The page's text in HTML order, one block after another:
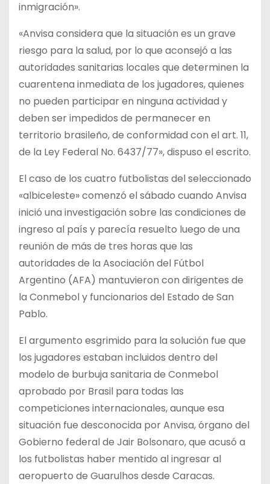
inmigración».
«Anvisa considera que la situación es un grave
riesgo para la salud, por lo que aconsejó a las
autoridades sanitarias locales que determinen la
cuarentena inmediata de los jugadores, quienes
no pueden participar en ninguna actividad y
deben ser impedidos de permanecer en
territorio brasileño, de conformidad con el art. 11,
de la Ley Federal No. 6437/77», dispuso el escrito.
El caso de los cuatro futbolistas del seleccionado
«albiceleste» comenzó el sábado cuando Anvisa
inició una investigación sobre las condiciones de
ingreso al país y parecía resuelto luego de una
reunión de más de tres horas que las
autoridades de la Asociación del Fútbol
Argentino (AFA) mantuvieron con dirigentes de
la Conmebol y funcionarios del Estado de San
Pablo.
El argumento esgrimido para la solución fue que
los jugadores estaban incluidos dentro del
modelo de burbuja sanitaria de Conmebol
aprobado por Brasil para todas las
competiciones internacionales, aunque esa
situación fue desconocida por Anvisa, órgano del
Gobierno federal de Jair Bolsonaro, que acusó a
los futbolistas haber mentido al ingresar al
aeropuerto de Guarulhos desde Caracas.